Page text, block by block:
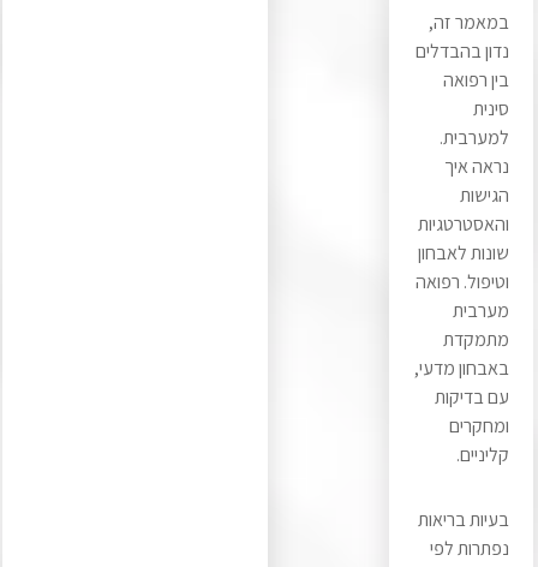
במאמר זה,
נדון בהבדלים
בין רפואה
סינית
למערבית.
נראה איך
הגישות
והאסטרטגיות
שונות לאבחון
וטיפול. רפואה
מערבית
מתמקדת
באבחון מדעי,
עם בדיקות
ומחקרים
קליניים.
בעיות בריאות
נפתרות לפי